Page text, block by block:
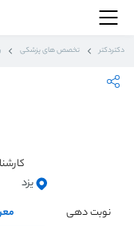
دکتردکتر تخصص های پزشکی
یزد
نوبت دهی